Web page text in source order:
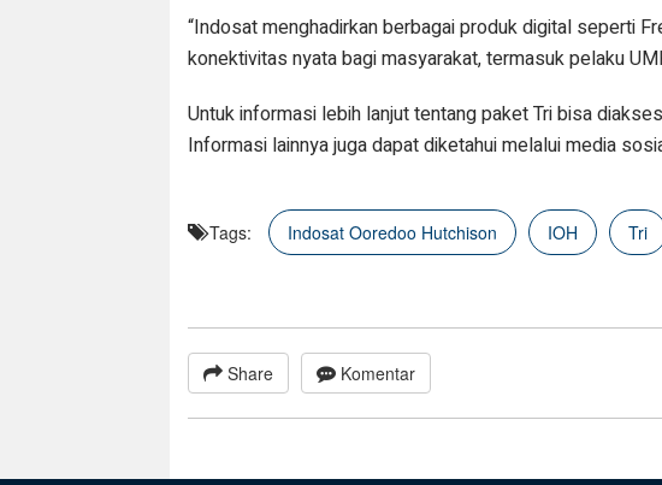
“Indosat menghadirkan berbagai produk digital seperti
konektivitas nyata bagi masyarakat, termasuk pelaku
Untuk informasi lebih lanjut tentang paket Tri bisa
Informasi lainnya juga dapat diketahui melalui media
Tags: Indosat Ooredoo Hutchison IOH Tri
Komentar
Share